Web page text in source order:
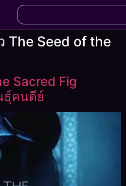
The Seed of the
Sacred Fig
ธุ์คนดีย์